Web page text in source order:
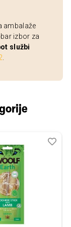
ambalaže
izbor za
službi